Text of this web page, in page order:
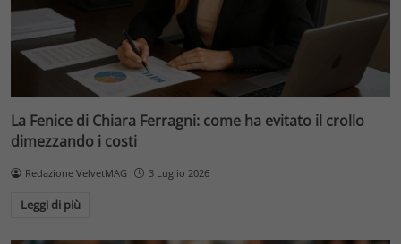
La Fenice di Chiara Ferragni: come ha evitato il crollo
dimezzando i costi
Redazione VelvetMAG 3 Luglio 2026
Leggi di più